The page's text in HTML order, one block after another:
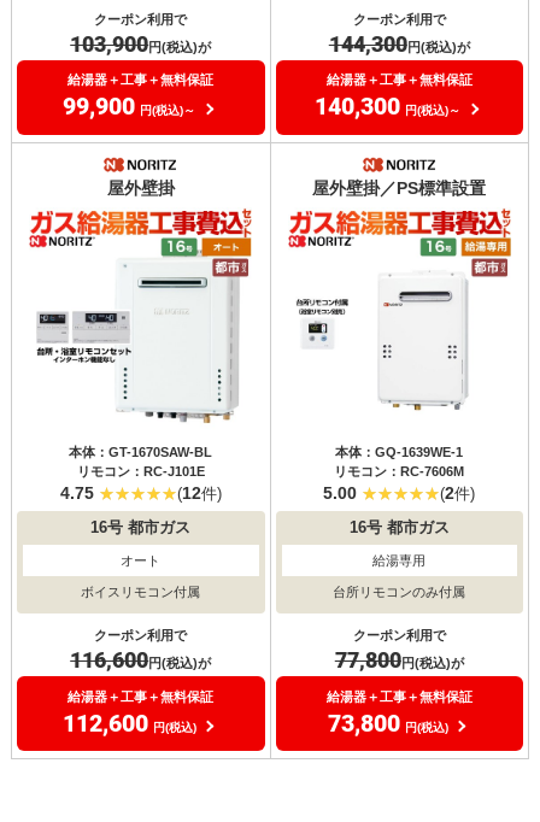
クーポン利用で
103,900円(税込)が
給湯器＋工事＋無料保証
99,900 円(税込)～
クーポン利用で
144,300円(税込)が
給湯器＋工事＋無料保証
140,300 円(税込)～
屋外壁掛
本体：GT-1670SAW-BL
リモコン：RC-J101E
4.75 (12件)
16号 都市ガス
オート
ボイスリモコン付属
クーポン利用で
116,600円(税込)が
給湯器＋工事＋無料保証
112,600 円(税込)
屋外壁掛／PS標準設置
本体：GQ-1639WE-1
リモコン：RC-7606M
5.00 (2件)
16号都市ガス
給湯専用
台所リモコンのみ付属
クーポン利用で
77,800円(税込)が
給湯器＋工事＋無料保証
73,800 円(税込)